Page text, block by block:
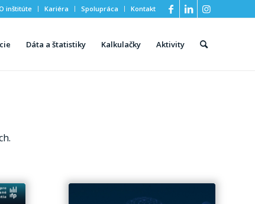
inštitúte Kariéra Spolupráca Kontakt
Dáta a štatistiky Kalkulačky Aktivity